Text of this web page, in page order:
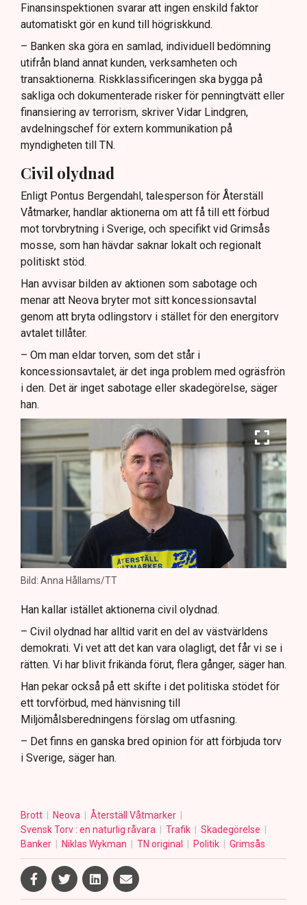
Finansinspektionen svarar att ingen enskild faktor
automatiskt gör en kund till högriskkund.
– Banken ska göra en samlad, individuell bedömning
utifrån bland annat kunden, verksamheten och
transaktionerna. Riskklassificeringen ska bygga på
sakliga och dokumenterade risker för penningtvätt eller
finansiering av terrorism, skriver Vidar Lindgren,
avdelningschef för extern kommunikation på
myndigheten till TN.
Civil olydnad
Enligt Pontus Bergendahl, talesperson för Återställ
Våtmarker, handlar aktionerna om att få till ett förbud
mot torvbrytning i Sverige, och specifikt vid Grimsås
mosse, som han hävdar saknar lokalt och regionalt
politiskt stöd.
Han avvisar bilden av aktionen som sabotage och
menar att Neova bryter mot sitt koncessionsavtal
genom att bryta odlingstorv i stället för den energitorv
avtalet tillåter.
– Om man eldar torven, som det står i
koncessionsavtalet, är det inga problem med ogräsfrön
i den. Det är inget sabotage eller skadegörelse, säger
han.
Bild: Anna Hållams/TT
Han kallar istället aktionerna civil olydnad.
– Civil olydnad har alltid varit en del av västvärldens
demokrati. Vi vet att det kan vara olagligt, det får vi se i
rätten. Vi har blivit frikända förut, flera gånger, säger han.
Han pekar också på ett skifte i det politiska stödet för
ett torvförbud, med hänvisning till
Miljömålsberedningens förslag om utfasning.
– Det finns en ganska bred opinion för att förbjuda torv
i Sverige, säger han.
Brott Neova
Återställ Våtmarker
Svensk Torv : en naturlig råvara
Trafik
Skadegörelse
Banker
Niklas Wykman TN original Politik Grimsås